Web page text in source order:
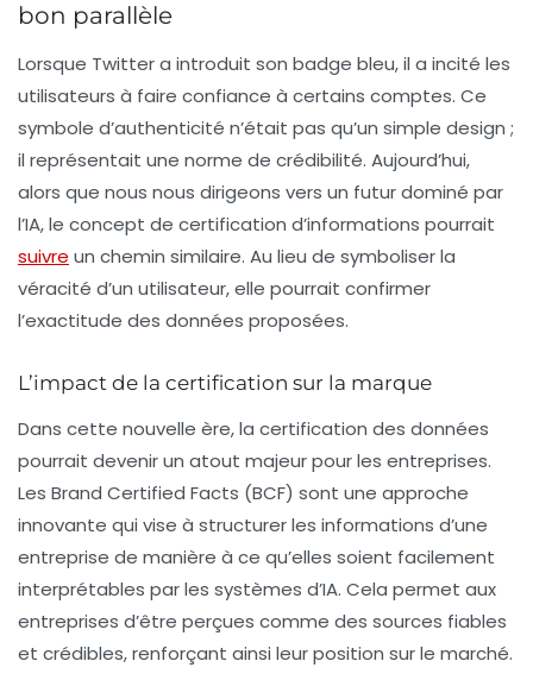
bon parallèle
Lorsque Twitter a introduit son badge bleu, il a incité les
utilisateurs à faire confiance à certains comptes. Ce
symbole d’authenticité n’était pas qu’un simple design ;
il représentait une norme de crédibilité. Aujourd’hui,
alors que nous nous dirigeons vers un futur dominé par
l’IA, le concept de certification d’informations pourrait
suivre un chemin similaire. Au lieu de symboliser la
véracité d’un utilisateur, elle pourrait confirmer
l’exactitude des données proposées.
L’impact de la certification sur la marque
Dans cette nouvelle ère, la certification des données
pourrait devenir un atout majeur pour les entreprises.
Les Brand Certified Facts (BCF) sont une approche
innovante qui vise à structurer les informations d’une
entreprise de manière à ce qu’elles soient facilement
interprétables par les systèmes d’IA. Cela permet aux
entreprises d’être perçues comme des sources fiables
et crédibles, renforçant ainsi leur position sur le marché.